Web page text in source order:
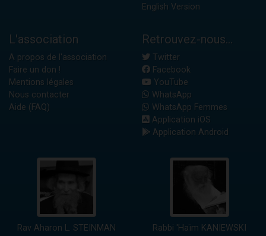
English Version
L'association
A propos de l'association
Faire un don !
Mentions légales
Nous contacter
Aide (FAQ)
Retrouvez-nous...
Twitter
Facebook
YouTube
WhatsApp
WhatsApp Femmes
Application iOS
Application Android
Rav Aharon L. STEINMAN Rabbi 'Haïm KANIEWSKI